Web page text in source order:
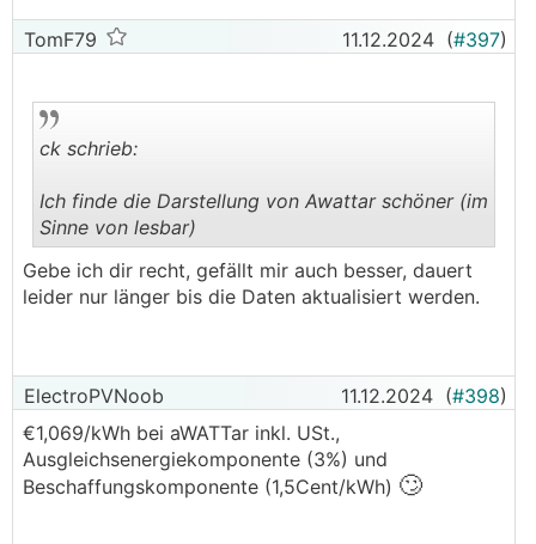
TomF79 11.12.2024 (#397)
..
ck schrieb:
Ich finde die Darstellung von Awattar schöner (im
Sinne von lesbar)
Gebe ich dir recht, gefällt mir auch besser, dauert
leider nur länger bis die Daten aktualisiert werden.
ElectroPVNoob 11.12.2024 (#398)
€1,069/kWh bei aWATTar inkl. USt.,
Ausgleichsenergiekomponente (3%) und
Beschaffungskomponente (1,5Cent/kWh) 🙄